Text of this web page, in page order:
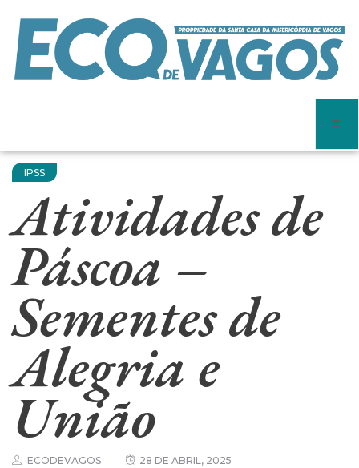
IPSS
Atividades de
Páscoa –
Sementes de
Alegria e
União
ECODEVAGOS 28 DE ABRIL, 2025